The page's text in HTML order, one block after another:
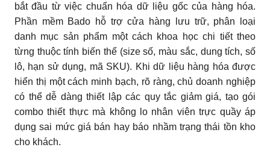
bắt đầu từ việc chuẩn hóa dữ liệu gốc của hàng hóa.
Phần mềm Bado hỗ trợ cửa hàng lưu trữ, phân loại
danh mục sản phẩm một cách khoa học chi tiết theo
từng thuộc tính biến thể (size số, màu sắc, dung tích, số
lô, hạn sử dụng, mã SKU). Khi dữ liệu hàng hóa được
hiển thị một cách minh bạch, rõ ràng, chủ doanh nghiệp
có thể dễ dàng thiết lập các quy tắc giảm giá, tạo gói
combo thiết thực mà không lo nhân viên trực quầy áp
dụng sai mức giá bán hay báo nhầm trạng thái tồn kho
cho khách.